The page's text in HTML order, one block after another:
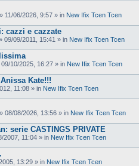
» 11/06/2026, 9:57 » in New Ifix Tcen Tcen
cazzi e cazzate
09/09/2011, 15:41 » in New Ifix Tcen Tcen
09/10/2025, 16:27 » in New Ifix Tcen Tcen
Kate!!!
11:08 » in New Ifix Tcen Tcen
» 08/08/2026, 13:56 » in New Ifix Tcen Tcen
serie CASTINGS PRIVATE
2007, 11:04 » in New Ifix Tcen Tcen
13:29 » in New Ifix Tcen Tcen